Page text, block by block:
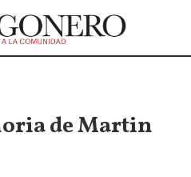
de Martin